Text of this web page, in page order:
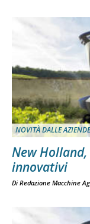
NOVITÀ DALLE AZIENDE
New
innovativi
Di Redazione Macchine